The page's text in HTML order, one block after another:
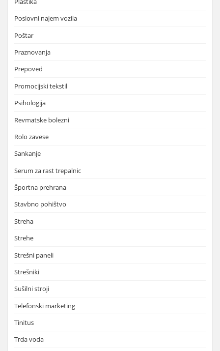
Poslovni najem vozila
Poštar
Praznovanja
Prepoved
Promocijski tekstil
Psihologija
Revmatske bolezni
Rolo zavese
Sankanje
Serum za rast trepalnic
Športna prehrana
Stavbno pohištvo
Streha
Strehe
Strešni paneli
Strešniki
Sušilni stroji
Telefonski marketing
Tinitus
Trda voda